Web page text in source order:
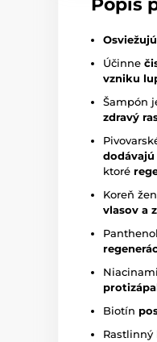
Popis
Účinne
vzniku
Šampón
zdravý
ktoré
Koreň
vlasov a
Biotín
Rastlinný